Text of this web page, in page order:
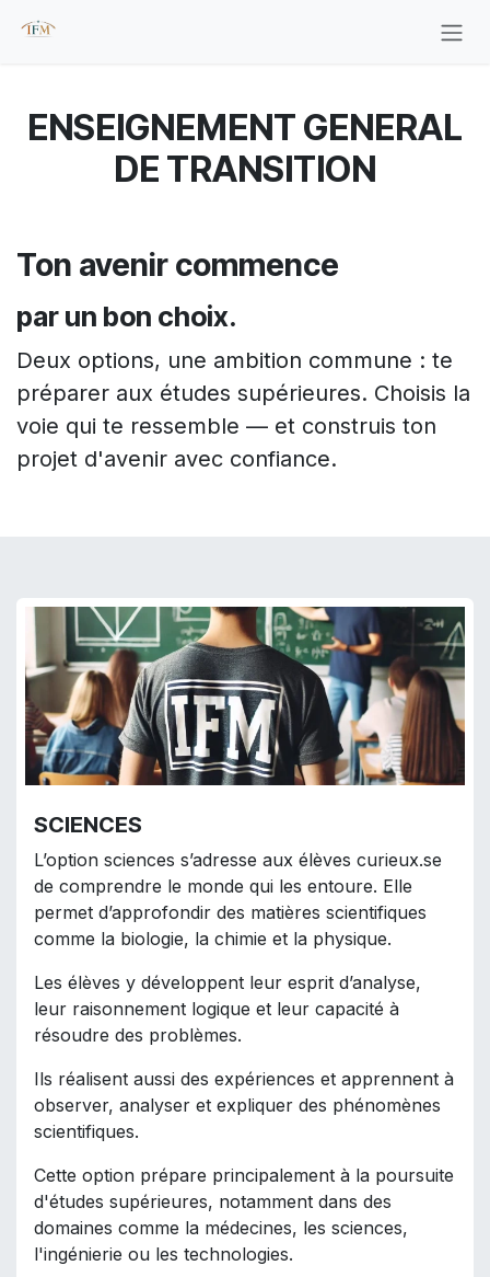
ENSEIGNEMENT GENERAL
DE TRANSITION
Ton avenir commence
par un bon choix.
Deux options, une ambition commune : te
préparer aux études supérieures. Choisis la
voie qui te ressemble — et construis ton
projet d'avenir avec confiance.
SCIENCES
L’option sciences s’adresse aux élèves curieux.se
de comprendre le monde qui les entoure. Elle
permet d’approfondir des matières scientifiques
comme la biologie, la chimie et la physique.
Les élèves y développent leur esprit d’analyse,
leur raisonnement logique et leur capacité à
résoudre des problèmes.
Ils réalisent aussi des expériences et apprennent à
observer, analyser et expliquer des phénomènes
scientifiques.
Cette option prépare principalement à la poursuite
d'études supérieures, notamment dans des
domaines comme la médecines, les sciences,
l'ingénierie ou les technologies.